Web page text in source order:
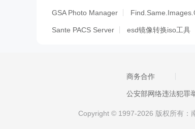
GSA Photo Manager
Sante PACS Server esd镜像转换iso工具
学籍照片采集系统 ACDSee
光速人脸识别相似度对比器 易达中小学生
新雨相似图片查找助手 PureRef
商务合作
公安部网络违法犯罪
Copyright © 1997-2026 版权所有：